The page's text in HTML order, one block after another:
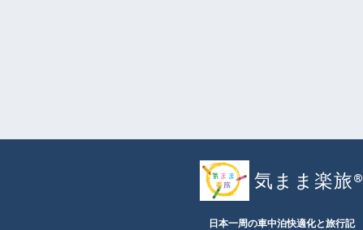
気まま楽旅®︎
日本一周の車中泊快適化と旅行記